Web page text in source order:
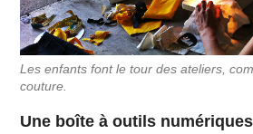
Les enfants font le tour des ateliers,
couture.
Une boîte à outils